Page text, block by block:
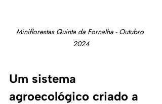
Miniflorestas Quinta da Fornalha - Outubro
2024
Um sistema
agroecológico criado a